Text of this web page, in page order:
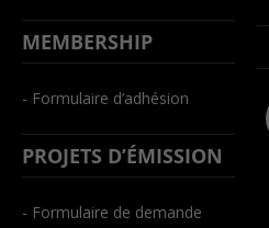
MEMBERSHIP
- Formulaire d’adhésion
PROJETS D’ÉMISSION
- Formulaire de demande